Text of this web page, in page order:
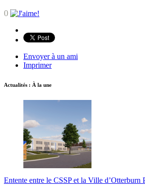
0
Envoyer à un ami
Imprimer
Actualités : À la une
Entente entre le CSSP et la Ville